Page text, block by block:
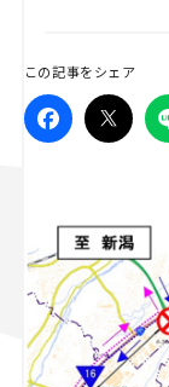
この記事をシェア
人気のハッシュタ